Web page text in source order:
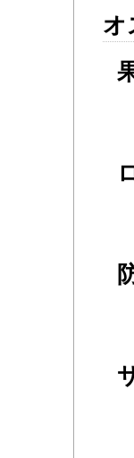
オ